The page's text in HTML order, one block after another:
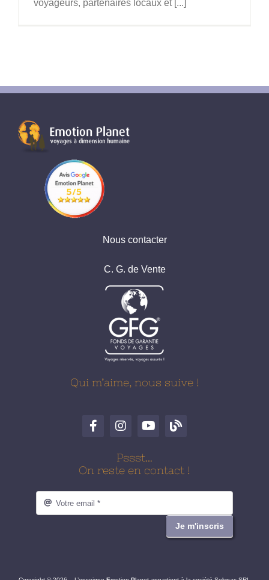
voyageurs, partenaires locaux et [...]
Nous contacter
C. G. de Vente
Qui m’aime, nous suive !
Pssst…
On reste en contact !
Je m'inscris